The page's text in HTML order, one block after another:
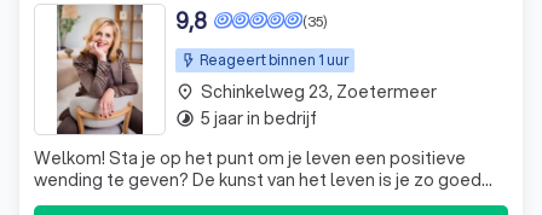
Reageert binnen 1 uur
(35)
9,8
Welkom! Sta je op het punt om je leven een positieve
wending te geven? De kunst van het leven is je zo goed
mogelijk verhouden tot wat er is.
place Schinkelweg 23, Zoetermeer
timelapse 5 jaar in bedrijf